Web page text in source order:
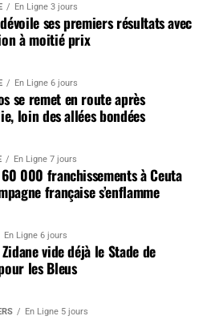
En Ligne 3 jours
ses premiers résultats avec
à moitié prix
En Ligne 6 jours
se remet en route après
loin des allées bondées
En Ligne 7 jours
000 franchissements à Ceuta
française s’enflamme
En Ligne 6 jours
vide déjà le Stade de
les Bleus
En Ligne 5 jours